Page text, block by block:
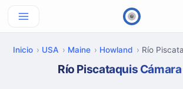
Inicio USA Maine Howland Río
Río Piscataquis